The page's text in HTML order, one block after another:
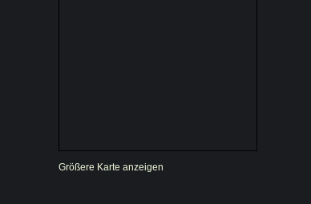
Größere Karte anzeigen